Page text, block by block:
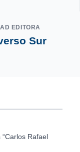
EDITORA
Sur
Rafael